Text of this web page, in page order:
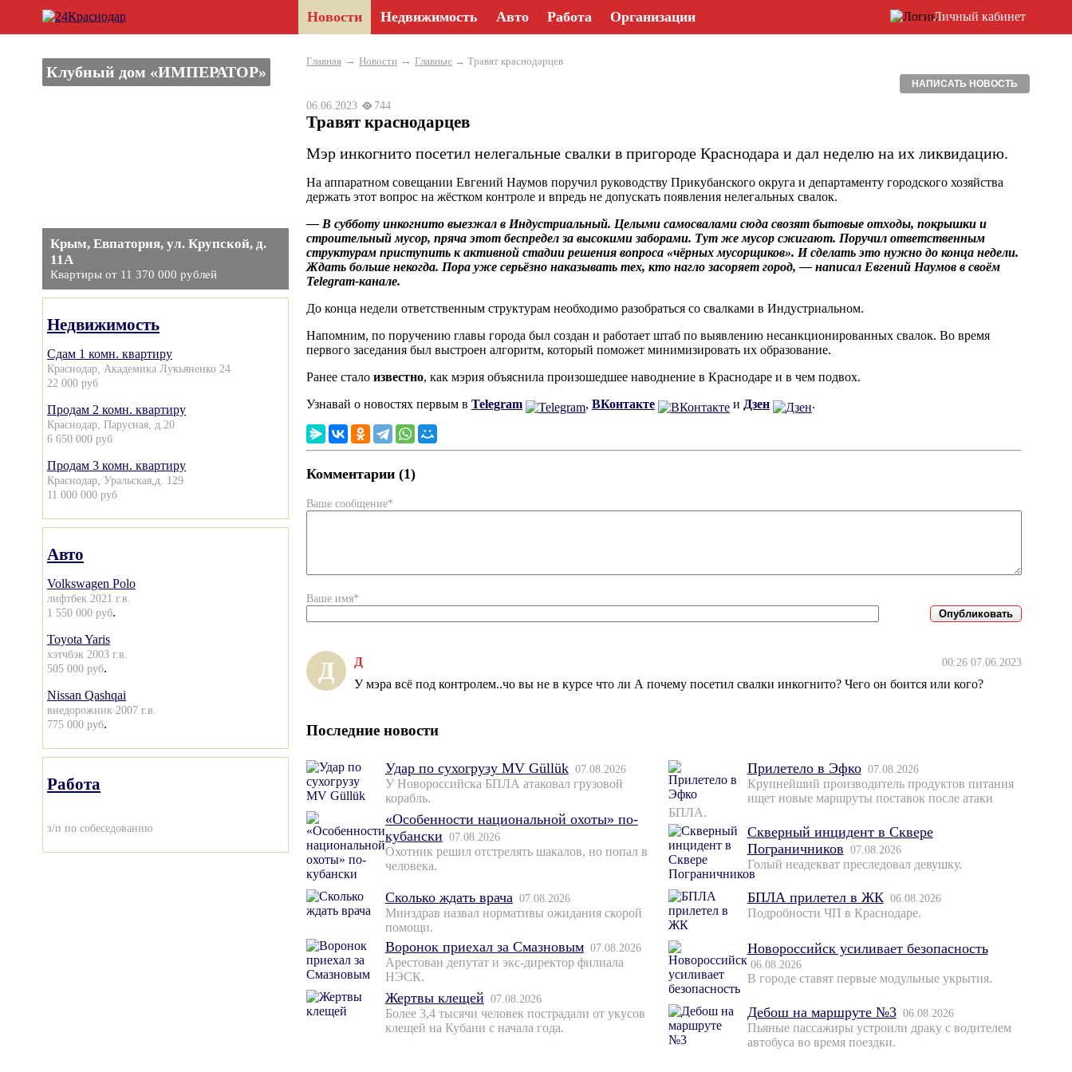
Новости Недвижимость Авто Работа Организации Личный кабинет
Клубный дом «ИМПЕРАТОР»
Крым, Евпатория, ул. Крупской, д.
11А
Квартиры от 11 370 000 рублей
Недвижимость
Сдам 1 комн. квартиру
Краснодар, Академика Лукьяненко 24
22 000 руб
Продам 2 комн. квартиру
Краснодар, Парусная, д.20
6 650 000 руб
Продам 3 комн. квартиру
Краснодар, Уральская,д. 129
11 000 000 руб
Авто
Volkswagen Polo
лифтбек 2021 г.в.
1 550 000 руб.
Toyota Yaris
хэтчбэк 2003 г.в.
505 000 руб.
Nissan Qashqai
внедорожник 2007 г.в.
775 000 руб.
Работа
з/п по собеседованию
Главная → Новости → Главные → Травят краснодарцев
НАПИСАТЬ НОВОСТЬ
06.06.2023 744
Травят краснодарцев
Мэр инкогнито посетил нелегальные свалки в пригороде Краснодара и дал неделю на их ликвидацию.
На аппаратном совещании Евгений Наумов поручил руководству Прикубанского округа и департаменту городского хозяйства
держать этот вопрос на жёстком контроле и впредь не допускать появления нелегальных свалок.
— В субботу инкогнито выезжал в Индустриальный. Целыми самосвалами сюда свозят бытовые отходы, покрышки и
строительный мусор, пряча этот беспредел за высокими заборами. Тут же мусор сжигают. Поручил ответственным
структурам приступить к активной стадии решения вопроса «чёрных мусорщиков». И сделать это нужно до конца недели.
Ждать больше некогда. Пора уже серьёзно наказывать тех, кто нагло засоряет город, — написал Евгений Наумов в своём
Telegram-канале.
До конца недели ответственным структурам необходимо разобраться со свалками в Индустриальном.
Напомним, по поручению главы города был создан и работает штаб по выявлению несанкционированных свалок. Во время
первого заседания был выстроен алгоритм, который поможет минимизировать их образование.
Ранее стало известно, как мэрия объяснила произошедшее наводнение в Краснодаре и в чем подвох.
Узнавай о новостях первым в Telegram , ВКонтакте и Дзен .
Комментарии (1)
Ваше сообщение*
Ваше имя*
Д Д 00:26 07.06.2023
У мэра всё под контролем..чо вы не в курсе что ли А почему посетил свалки инкогнито? Чего он боится или кого?
Последние новости
Удар по сухогрузу MV Güllük 07.08.2026
У Новороссийска БПЛА атаковал грузовой
корабль.
«Особенности национальной охоты» по-
кубански 07.08.2026
Охотник решил отстрелять шакалов, но попал в
человека.
Сколько ждать врача 07.08.2026
Минздрав назвал нормативы ожидания скорой
помощи.
Воронок приехал за Смазновым 07.08.2026
Арестован депутат и экс-директор филиала
НЭСК.
Жертвы клещей 07.08.2026
Более 3,4 тысячи человек пострадали от укусов
клещей на Кубани с начала года.
Прилетело в Эфко 07.08.2026
Крупнейший производитель продуктов питания
ищет новые маршруты поставок после атаки
БПЛА.
Скверный инцидент в Сквере
Пограничников 07.08.2026
Голый неадекват преследовал девушку.
БПЛА прилетел в ЖК 06.08.2026
Подробности ЧП в Краснодаре.
Новороссийск усиливает безопасность
06.08.2026
В городе ставят первые модульные укрытия.
Дебош на маршруте №3 06.08.2026
Пьяные пассажиры устроили драку с водителем
автобуса во время поездки.